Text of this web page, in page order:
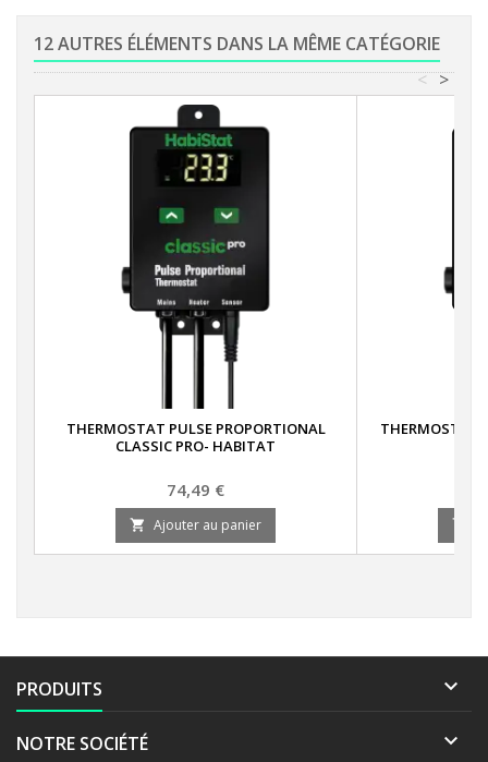
12 AUTRES ÉLÉMENTS DANS LA MÊME CATÉGORIE
>
<
THERMOSTAT PULSE PROPORTIONAL
CLASSIC PRO- HABITAT
Prix
74,49 €
 Ajouter au panier
THERMOSTAT

PRODUITS 
NOTRE SOCIÉTÉ 